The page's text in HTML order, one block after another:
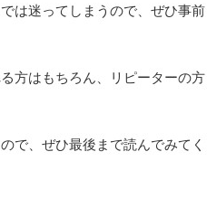
は迷ってしまうので、ぜひ事前
方はもちろん、リピーターの方
で、ぜひ最後まで読んでみてく